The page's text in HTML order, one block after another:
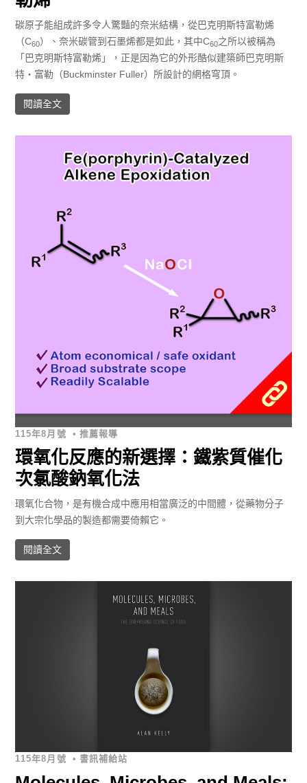
碳原子能組成許多令人驚豔的奈米結構，從巴克明斯特富勒烯
（C60）、奈米碳管到石墨烯都是如此，其中C60之所以被稱為
「巴克明斯特富勒烯」，正是因為它的外形酷似建築師巴克明斯
特・富勒（Buckminster Fuller）所設計的網格穹頂。
閱讀全文
115年8月號 • 推薦報導
環氧化反應的新選擇：鐵紫質催化
次氯酸鈉氧化法
環氧化合物，是有機合成中應用相當廣泛的中間體，從藥物分子
到大宗化學品的製造都需要倚賴它。
閱讀全文
115年8月號 • 書訊補給站